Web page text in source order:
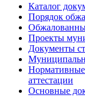
Каталог
Порядок
Проекты
Документы
аттестации
Основные